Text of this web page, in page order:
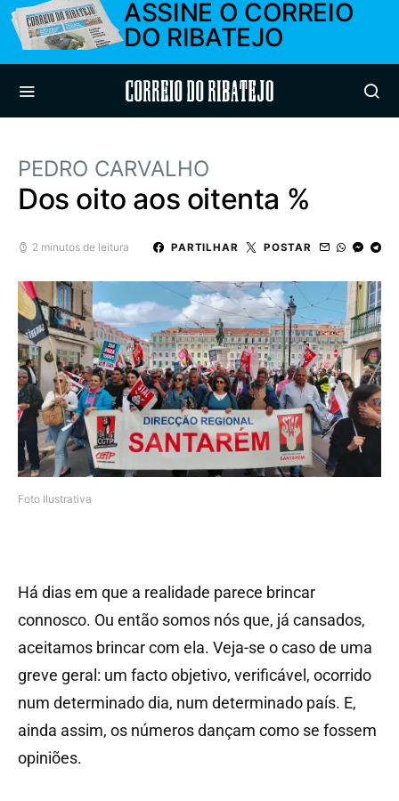
ASSINE O CORREIO
DO RIBATEJO
Correio do Ribatejo
PEDRO CARVALHO
Dos oito aos oitenta %
2 minutos de leitura PARTILHAR POSTAR
Foto Ilustrativa
Há dias em que a realidade parece brincar
connosco. Ou então somos nós que, já cansados,
aceitamos brincar com ela. Veja-se o caso de uma
greve geral: um facto objetivo, verificável, ocorrido
num determinado dia, num determinado país. E,
ainda assim, os números dançam como se fossem
opiniões.